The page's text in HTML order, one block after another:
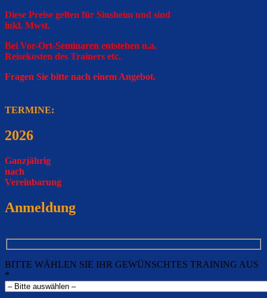
Diese Preise gelten für Sinsheim und sind
inkl. Mwst.
Bei Vor-Ort-Seminaren entstehen u.a.
Reisekosten des Trainers etc.
Fragen Sie bitte nach einem Angebot.
TERMINE:
2026
Ganzjährig
nach
Vereinbarung
Anmeldung
BITTE WÄHLEN SIE IHR GEWÜNSCHTES TRAINING AUS
*